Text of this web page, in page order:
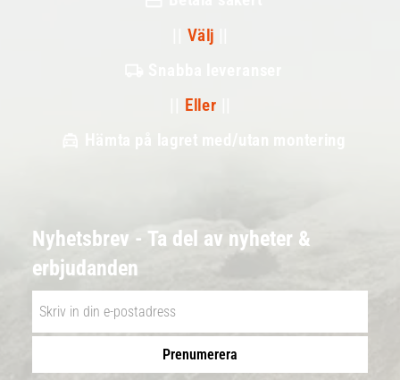
Välj
Eller
Hämta på lagret med/utan montering
Nyhetsbrev - Ta del av nyheter &
erbjudanden
Prenumerera